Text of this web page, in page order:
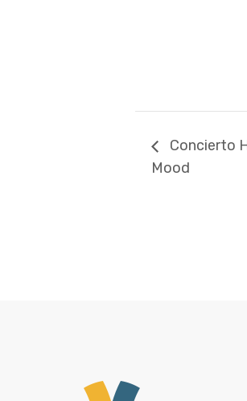
Concierto
Mood